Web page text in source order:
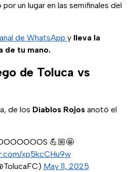
un lugar en las semifinales del
de WhatsApp y lleva la
de tu mano.
de Toluca vs
de los Diablos Rojos anotó el
💪🏼🤩
xp5kcCHu9w
May 11, 2025